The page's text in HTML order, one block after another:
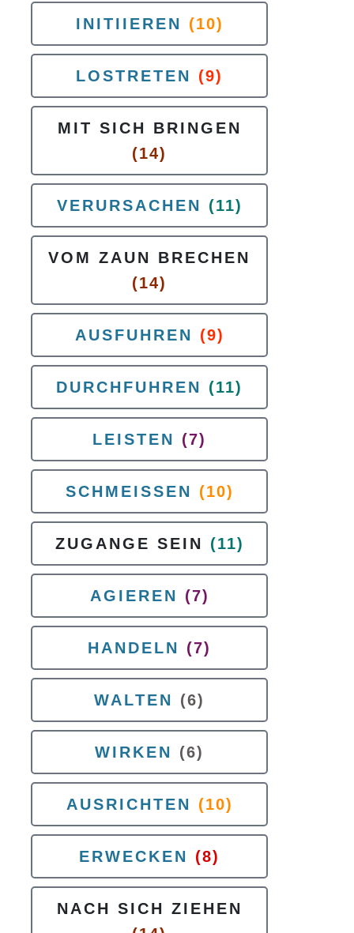
INITIIEREN (10)
LOSTRETEN (9)
MIT SICH BRINGEN
(14)
VERURSACHEN (11)
VOM ZAUN BRECHEN
(14)
AUSFUHREN (9)
DURCHFUHREN (11)
LEISTEN (7)
SCHMEISSEN (10)
ZUGANGE SEIN (11)
AGIEREN (7)
HANDELN (7)
WALTEN (6)
WIRKEN (6)
AUSRICHTEN (10)
ERWECKEN (8)
NACH SICH ZIEHEN